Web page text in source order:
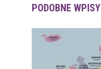
PODOBNE WPISY